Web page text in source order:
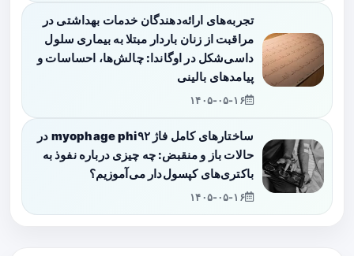
تجربه‌های ارائه‌دهندگان خدمات بهداشتی در
مراقبت از زنان باردار مبتلا به بیماری سلول
داسی‌شکل در اوگاندا: چالش‌ها، احساسات و
پیامدهای بالینی
۱۴۰۵-۰۵-۱۶
ساختارهای کامل فاژ myophage phi۹۲ در
حالات باز و منقبض: چه چیزی درباره نفوذ به
باکتری‌های کپسول‌دار می‌آموزیم؟
۱۴۰۵-۰۵-۱۶